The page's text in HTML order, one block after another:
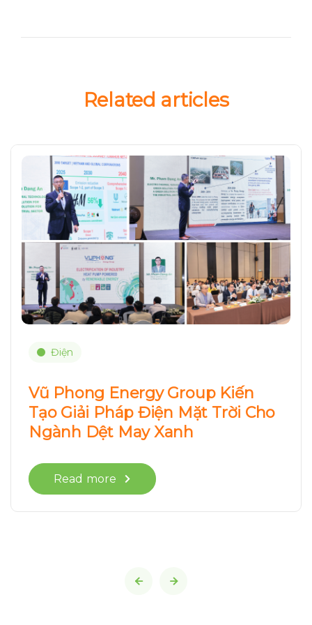
Related articles
Điện
Vũ Phong Energy Group Kiến
Tạo Giải Pháp Điện Mặt Trời Cho
Ngành Dệt May Xanh
Read more